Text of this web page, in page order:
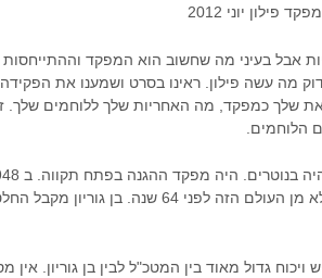
יוני 2012
אבל בעיני מה שחשוב הוא המפקד וההתייחסות
מה עשה פילון. ראינו בסרט ושמענו את הפקידה
שלך כמפקד, מה האחריות שלך ללוחמים שלך.
הלוחמים.
אבא עלה לארץ מפולין ונכנס למערכת הביטחון.
תמונת המצב שירושלים במצור, זה נראה משהו לא מן העולם הזה לפני 64 שנה. בן גוריון
גדול מאוד בין המטכ"ל לבין בן גוריון. אין